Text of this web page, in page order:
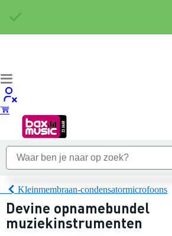
Kleinmembraan-condensatormicrofoons
Devine opnamebundel
muziekinstrumenten